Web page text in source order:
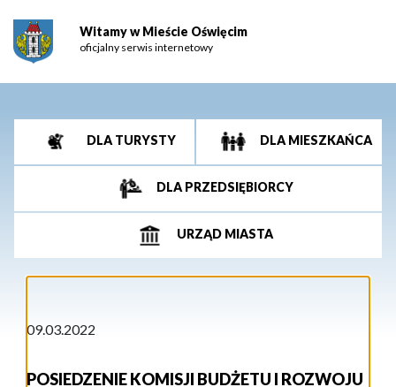
Witamy w Mieście Oświęcim
oficjalny serwis internetowy
DLA TURYSTY DLA MIESZKAŃCA
DLA PRZEDSIĘBIORCY
URZĄD MIASTA
09.03.2022
POSIEDZENIE KOMISJI BUDŻETU I ROZWOJU